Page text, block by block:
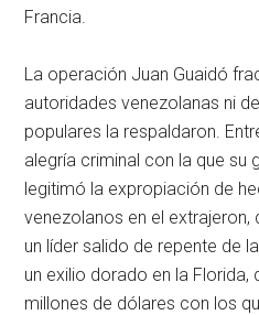
Francia.
La operación Juan Guaidó
autoridades venezolanas ni
populares la respaldaron.
alegría criminal con la que su
legitimó la expropiación de
venezolanos en el
un líder salido de repente de
un exilio dorado en la Florida,
millones de dólares con los